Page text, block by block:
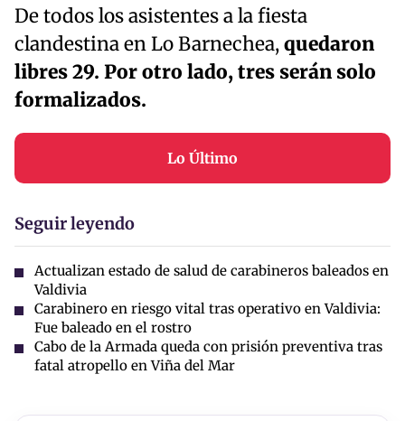
De todos los asistentes a la fiesta
clandestina en Lo Barnechea,quedaron
libres 29. Por otro lado, tres serán solo
formalizados.
Lo Último
Seguir leyendo
Actualizan estado de salud de carabineros baleados en
Valdivia
Carabinero en riesgo vital tras operativo en Valdivia:
Fue baleado en el rostro
Cabo de la Armada queda con prisión preventiva tras
fatal atropello en Viña del Mar